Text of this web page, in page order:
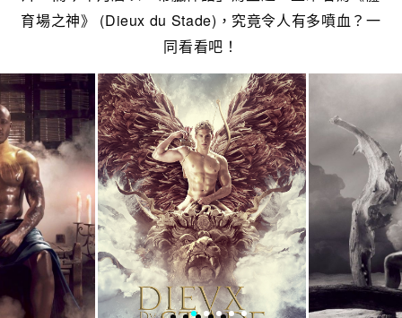
育場之神》 (Dieux du Stade)，究竟令人有多噴血？一
同看看吧！